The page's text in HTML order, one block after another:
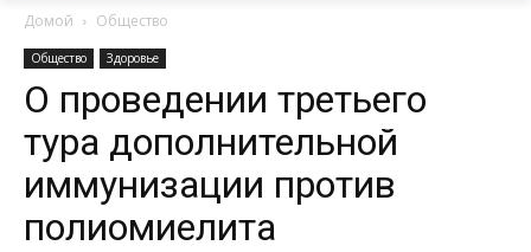
Домой Общество
Общество Здоровье
О проведении третьего
тура дополнительной
иммунизации против
полиомиелита